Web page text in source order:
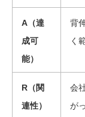
A（達
成可
能）
背
く
R（関
連性）
会
が